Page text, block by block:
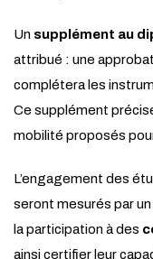
Un supplément au
attribué : une
complétera les
Ce supplément
mobilité proposés
L’engagement des
seront mesurés par
la participation à des
ainsi certifier leur